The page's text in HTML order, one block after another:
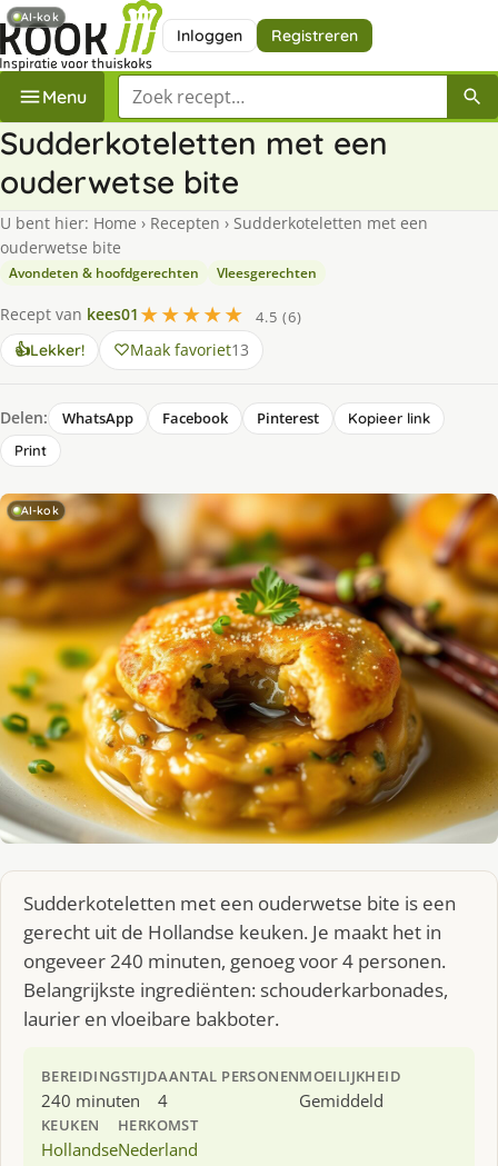
Inloggen Registreren
Menu Zoek een recept
Sudderkoteletten met een
ouderwetse bite
U bent hier: Home › Recepten › Sudderkoteletten met een
ouderwetse bite
Avondeten & hoofdgerechten Vleesgerechten
Recept van kees01 ★★★★★
4.5 (6)
👍Lekker! Maak favoriet13
Delen: WhatsApp Facebook Pinterest
Kopieer link
Print
AI-kok
Sudderkoteletten met een ouderwetse bite is een
gerecht uit de Hollandse keuken. Je maakt het in
ongeveer 240 minuten, genoeg voor 4 personen.
Belangrijkste ingrediënten: schouderkarbonades,
laurier en vloeibare bakboter.
BEREIDINGSTIJD
240 minuten
AANTAL PERSONEN
4
MOEILIJKHEID
Gemiddeld
KEUKEN
Hollandse
HERKOMST
Nederland
AI-kok